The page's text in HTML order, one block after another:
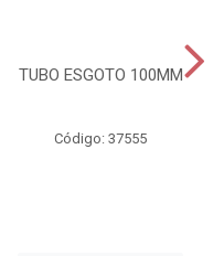
TUBO ESGOTO 100MM
Código: 37555